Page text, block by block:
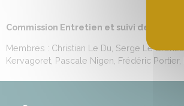
Commission Entretien et suivi des
Membres : Christian Le Du, Serge Le
Kervagoret, Pascale Nigen, Frédéric Portier,